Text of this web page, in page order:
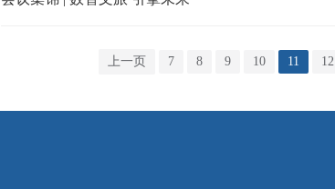
上一页 7 8 9 10 11 12